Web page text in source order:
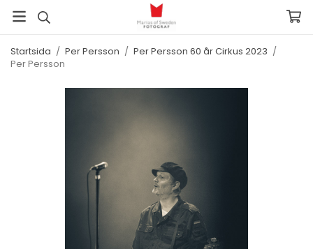
Startsida / Per Persson / Per Persson 60 år Cirkus 2023 /
Per Persson